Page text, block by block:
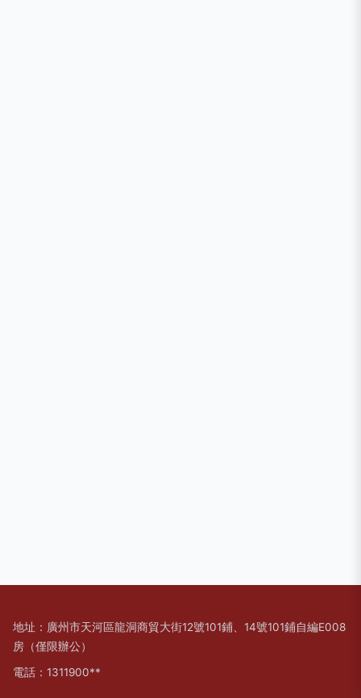
地址：廣州市天河區龍洞商貿大街12號101鋪、14號101鋪自編E008
房（僅限辦公）
電話：1311900**